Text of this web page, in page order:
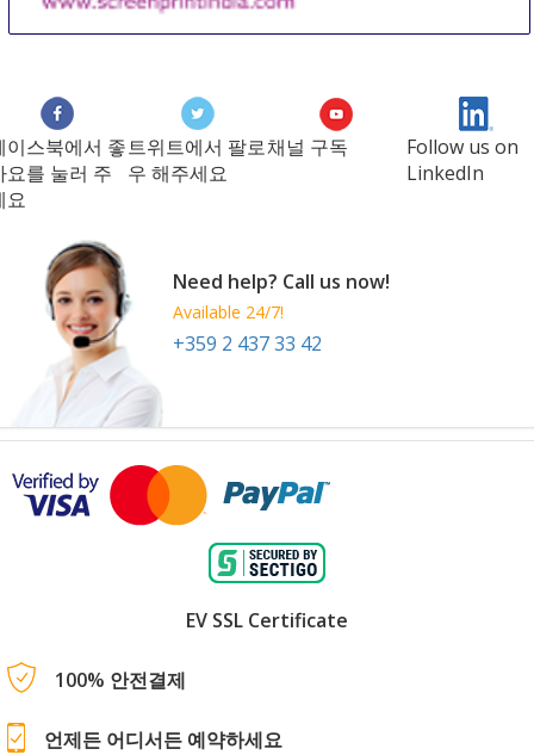
Mumbai
India
이스북에서 좋
요를 눌러 주
요
트위트에서 팔로
우 해주세요
채널 구독
Follow us on
LinkedIn
Need help? Call us now!
Available 24/7!
+359 2 437 33 42
EV SSL Certificate
100% 안전결제
언제든 어디서든 예약하세요